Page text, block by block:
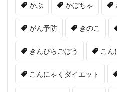
かぶ かぼちゃ
がん予防 きのこ
きんぴらごぼう こん
こんにゃくダイエット